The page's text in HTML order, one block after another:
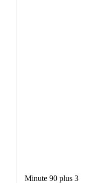
Minute 90 plus 3